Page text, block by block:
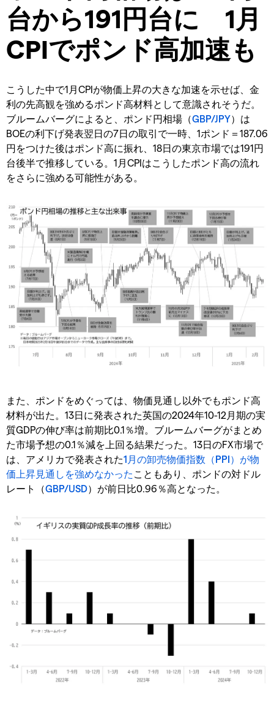
台から191円台に 1月
CPIでポンド高加速も
こうした中で1月CPIが物価上昇の大きな加速を示せば、金
利の先高観を強めるポンド高材料として意識されそうだ。
ブルームバーグによると、ポンド円相場（GBP/JPY）は
BOEの利下げ発表翌日の7日の取引で一時、1ポンド＝187.06
円をつけた後はポンド高に振れ、18日の東京市場では191円
台後半で推移している。1月CPIはこうしたポンド高の流れ
をさらに強める可能性がある。
また、ポンドをめぐっては、物価見通し以外でもポンド高
材料が出た。13日に発表された英国の2024年10-12月期の実
質GDPの伸び率は前期比0.1％増。ブルームバーグがまとめ
た市場予想の0.1％減を上回る結果だった。13日のFX市場で
は、アメリカで発表された1月の卸売物価指数（PPI）が物
価上昇見通しを強めなかった こともあり、ポンドの対ドル
レート（GBP/USD）が前日比0.96％高となった。